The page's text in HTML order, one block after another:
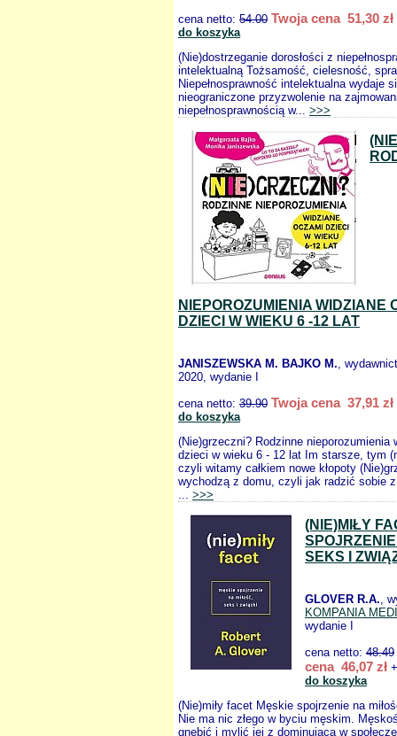
cena netto: 54.00 Twoja cena 51,30 zł
do koszyka
(Nie)dostrzeganie dorosłości z
intelektualną Tożsamość, cielesność,
Niepełnosprawność intelektualna wydaje
nieograniczone przyzwolenie na
niepełnosprawnością w... >>>
NIEPOROZUMIENIA WIDZIANE
DZIECI W WIEKU 6 -12 LAT
JANISZEWSKA M. BAJKO M.,
2020, wydanie I
cena netto: 39.90 Twoja cena 37,91 zł
do koszyka
(Nie)grzeczni? Rodzinne nieporozumienia
dzieci w wieku 6 - 12 lat Im starsze, tym
czyli witamy całkiem nowe kłopoty
wychodzą z domu, czyli jak radzić sobie
... >>>
(NIE)MIŁY
SEKS I
GLOVER R.A.,
KOMPANIA
wydanie I
cena netto: 48.49
cena 46,07 zł
do koszyka
(Nie)miły facet Męskie spojrzenie na
Nie ma nic złego w byciu męskim.
gnębić i mylić jej z dominującą w